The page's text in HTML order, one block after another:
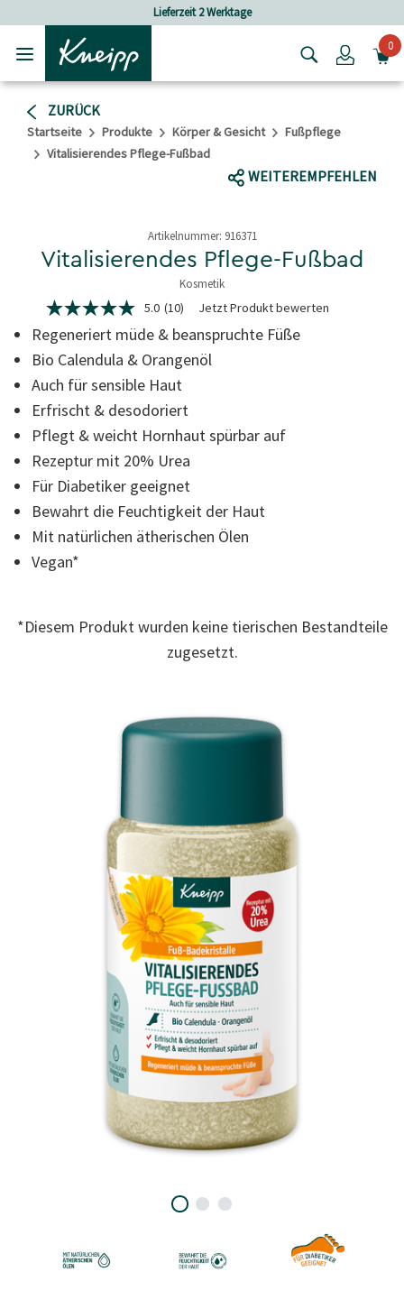
Login0
ZURÜCK
Startseite Produkte Körper & Gesicht
Fußpflege
Vitalisierendes Pflege-Fußbad
WEITEREMPFEHLEN
Artikelnummer: 916371
Vitalisierendes Pflege-Fußbad
Kosmetik
3,6 von 5 Sternen
5.0
von
5
Sternen,
der
Bewertung.
Read
10
Reviews.
Link
auf
derselben
Seite.
5.0 (10) Jetzt Produkt bewerten
Regeneriert müde & beanspruchte Füße
Bio Calendula & Orangenöl
Auch für sensible Haut
Erfrischt & desodoriert
Pflegt & weicht Hornhaut spürbar auf
Rezeptur mit 20% Urea
Für Diabetiker geeignet
Bewahrt die Feuchtigkeit der Haut
Mit natürlichen ätherischen Ölen
Vegan*
*Diesem Produkt wurden keine tierischen Bestandteile
zugesetzt.